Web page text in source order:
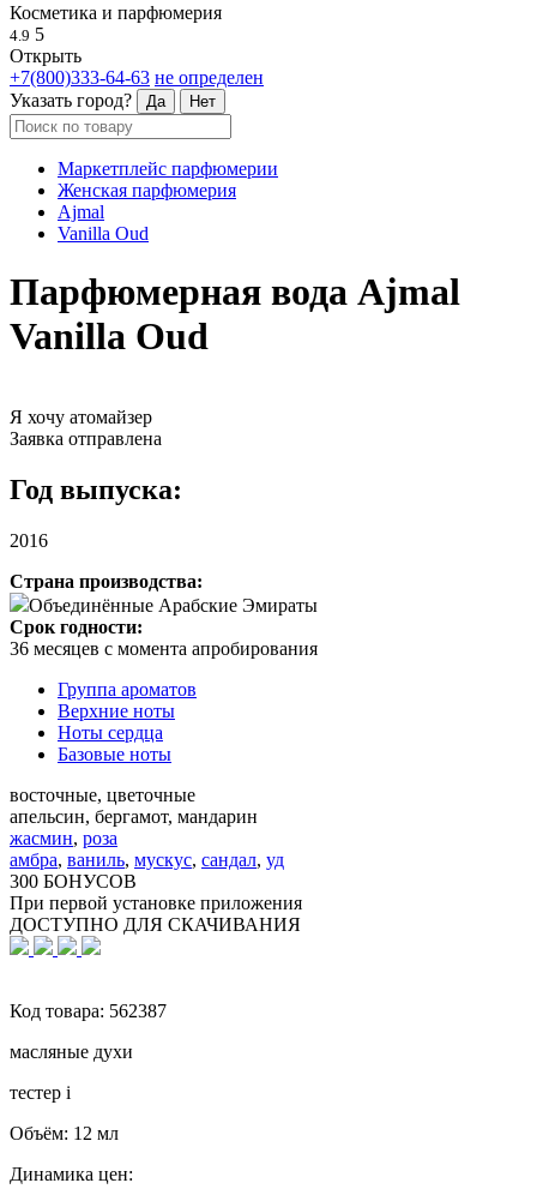
Косметика и парфюмерия
4.9 5
Открыть
+7(800)333-64-63 не определен
Указать город?
Да Нет
Маркетплейс парфюмерии
Женская парфюмерия
Ajmal
Vanilla Oud
Парфюмерная вода Ajmal
Vanilla Oud
Я хочу атомайзер
Заявка отправлена
Год выпуска:
2016
Страна производства:
Объединённые Арабские Эмираты
Срок годности:
36 месяцев с момента апробирования
Группа ароматов
Верхние ноты
Ноты сердца
Базовые ноты
восточные, цветочные
апельсин, бергамот, мандарин
жасмин, роза
амбра, ваниль, мускус, сандал, уд
300 БОНУСОВ
При первой установке приложения
ДОСТУПНО ДЛЯ СКАЧИВАНИЯ
Код товара: 562387
масляные духи
тестер i
Объём: 12 мл
Динамика цен: